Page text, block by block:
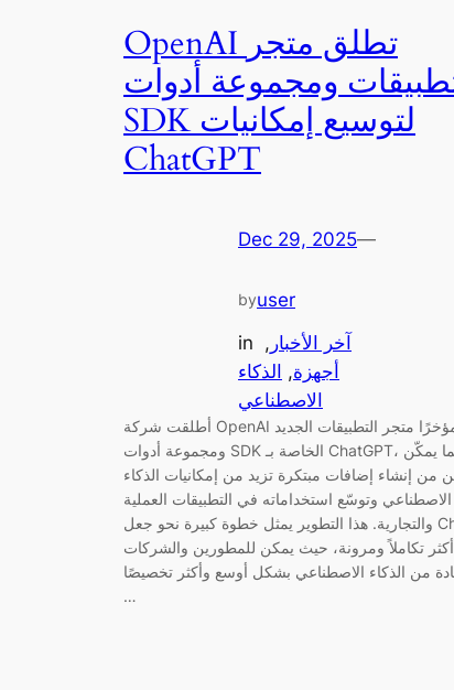
OpenAI تطلق متجر
ومجموعة أدوات
SDK لتوسيع إمكانيات
ChatGPT
Dec 29, 2025—
byuser
in
آخر الأخبار ,
أجهزة, الذكاء
الاصطناعي
أطلقت شركة OpenAI مؤخرًا متجر التطبيقات الجديد
ومجموعة أدوات SDK الخاصة بـ ChatGPT، مما يمكّن
من إنشاء إضافات مبتكرة تزيد من إمكانيات الذكاء
الاصطناعي وتوسّع استخداماته في التطبيقات العملية
والتجارية. هذا التطوير يمثل خطوة كبيرة نحو جعل ChatGPT
تكاملاً ومرونة، حيث يمكن للمطورين والشركات
من الذكاء الاصطناعي بشكل أوسع وأكثر تخصيصًا.
…